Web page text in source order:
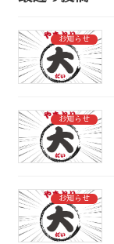
お知らせ
お知らせ
お知らせ